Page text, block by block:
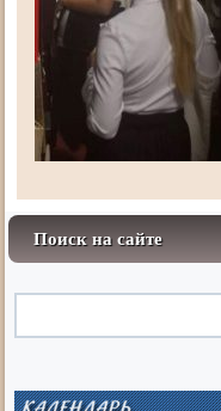
Поиск на сайте